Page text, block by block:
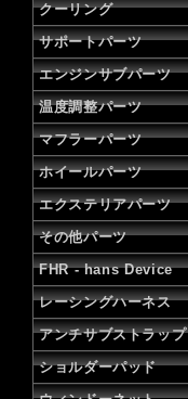
クーリング
サポートパーツ
エンジンサブパーツ
温度調整パーツ
マフラーパーツ
ホイールパーツ
エクステリアパーツ
その他パーツ
FHR - hans Device
レーシングハーネス
アンチサブストラップ
ショルダーパッド